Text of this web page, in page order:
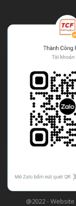
@2022 - Website